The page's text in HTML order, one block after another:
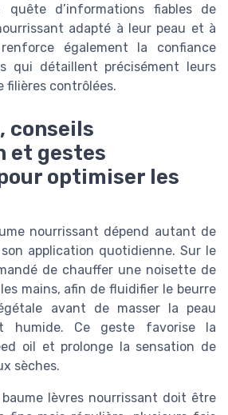
quête d’informations fiables de
adapté à leur peau et à
également la confiance
qui détaillent précisément leurs
filières contrôlées.
conseils
et gestes
optimiser les
nourrissant dépend autant de
application quotidienne. Sur le
de chauffer une noisette de
mains, afin de fluidifier le beurre
avant de masser la peau
humide. Ce geste favorise la
oil et prolonge la sensation de
sèches.
lèvres nourrissant doit être